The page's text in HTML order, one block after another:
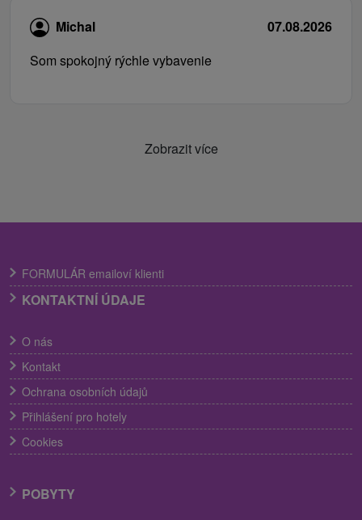
Michal
07.08.2026
Som spokojný rýchle vybavenie
Zobrazit více
FORMULÁR emailoví klienti
KONTAKTNÍ ÚDAJE
O nás
Kontakt
Ochrana osobních údajů
Přihlášení pro hotely
Cookies
POBYTY